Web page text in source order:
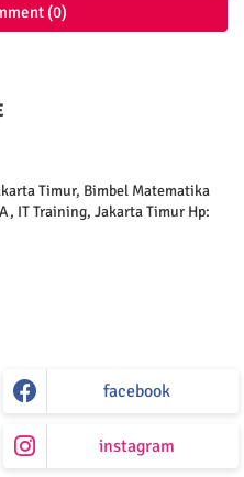
(0)
Timur, Bimbel Matematika
IT Training, Jakarta Timur Hp:
facebook
instagram